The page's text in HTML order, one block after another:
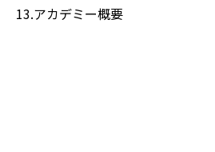
13.アカデミー概要